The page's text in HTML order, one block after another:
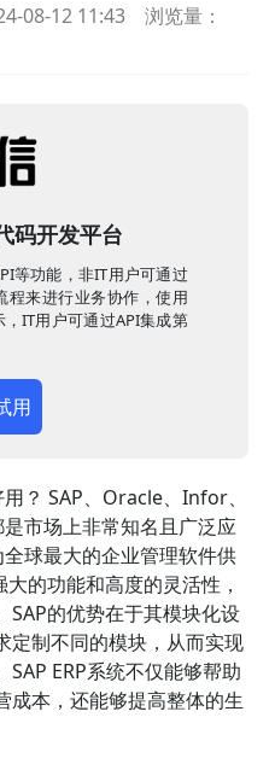
08-12 11:43
浏览量：
码开发平台
等功能，非IT用户可通过
程来进行业务协作，使用
IT用户可通过API集成第
用
？ SAP、Oracle、Infor、
市场上非常知名且广泛应
球最大的企业管理软件供
的功能和高度的灵活性，
SAP的优势在于其模块化设
定制不同的模块，从而实现
ERP系统不仅能够帮助
成本，还能够提高整体的生